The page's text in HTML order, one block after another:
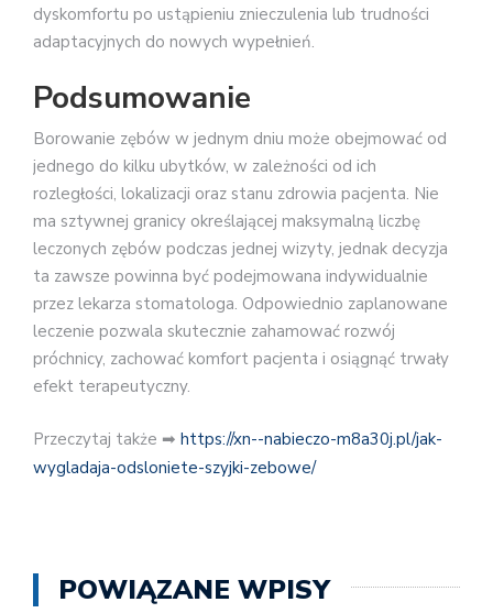
dyskomfortu po ustąpieniu znieczulenia lub trudności
adaptacyjnych do nowych wypełnień.
Podsumowanie
Borowanie zębów w jednym dniu może obejmować od
jednego do kilku ubytków, w zależności od ich
rozległości, lokalizacji oraz stanu zdrowia pacjenta. Nie
ma sztywnej granicy określającej maksymalną liczbę
leczonych zębów podczas jednej wizyty, jednak decyzja
ta zawsze powinna być podejmowana indywidualnie
przez lekarza stomatologa. Odpowiednio zaplanowane
leczenie pozwala skutecznie zahamować rozwój
próchnicy, zachować komfort pacjenta i osiągnąć trwały
efekt terapeutyczny.
Przeczytaj także ➡ https://xn--nabieczo-m8a30j.pl/jak-
wygladaja-odsloniete-szyjki-zebowe/
POWIĄZANE WPISY